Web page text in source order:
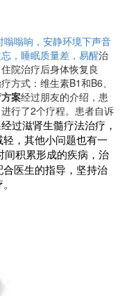
嗡响，安静环境下声音
，睡眠质量差，易醒治
院治疗后身体恢复良
方式：维生素B1和B6、
案经过朋友的介绍，患
行了2个疗程。患者自诉
经过滋肾生髓疗法治疗，
，其他小问题也有一
间积累形成的疾病，治
医生的指导，坚持治